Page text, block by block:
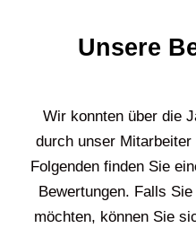
Unsere
Wir konnten über die
durch unser
Folgenden finden Sie
Bewertungen. Falls
möchten, können Sie